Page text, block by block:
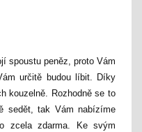
spoustu peněz, proto Vám
určitě budou líbit. Díky
kouzelně. Rozhodně se to
sedět, tak Vám nabízíme
zcela zdarma. Ke svým